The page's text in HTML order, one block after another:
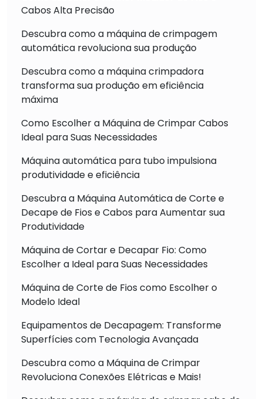
Cabos Alta Precisão
Descubra como a máquina de crimpagem
automática revoluciona sua produção
Descubra como a máquina crimpadora
transforma sua produção em eficiência
máxima
Como Escolher a Máquina de Crimpar Cabos
Ideal para Suas Necessidades
Máquina automática para tubo impulsiona
produtividade e eficiência
Descubra a Máquina Automática de Corte e
Decape de Fios e Cabos para Aumentar sua
Produtividade
Máquina de Cortar e Decapar Fio: Como
Escolher a Ideal para Suas Necessidades
Máquina de Corte de Fios como Escolher o
Modelo Ideal
Equipamentos de Decapagem: Transforme
Superfícies com Tecnologia Avançada
Descubra como a Máquina de Crimpar
Revoluciona Conexões Elétricas e Mais!